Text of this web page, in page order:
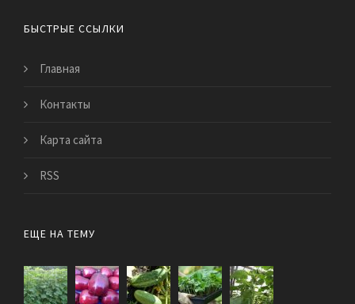
БЫСТРЫЕ ССЫЛКИ
Главная
Контакты
Карта сайта
RSS
ЕЩЕ НА ТЕМУ